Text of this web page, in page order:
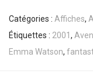
Catégories : Affiches,
Étiquettes : 2001 ,
Emma Watson,